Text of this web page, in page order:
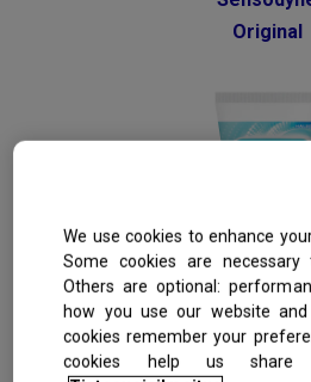
Original
We use cookies to enhance
Some cookies are
Others are optional:
how you use our website
cookies remember your
cookies help us share